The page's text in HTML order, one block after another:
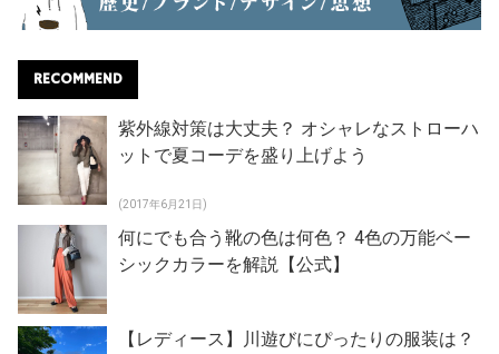
RECOMMEND
紫外線対策は大丈夫？ オシャレなストローハ
ットで夏コーデを盛り上げよう
(2017年6月21日)
何にでも合う靴の色は何色？ 4色の万能ベー
シックカラーを解説【公式】
【レディース】川遊びにぴったりの服装は？